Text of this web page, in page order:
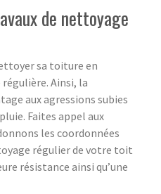
de nettoyage
sa toiture en
Ainsi, la
aux agressions subies
Faites appel aux
les coordonnées
régulier de votre toit
résistance ainsi qu’une